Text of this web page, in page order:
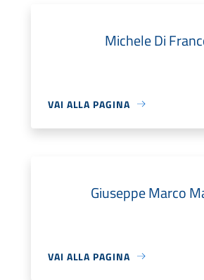
Michele Di
VAI ALLA PAGINA
Giuseppe Marco
VAI ALLA PAGINA